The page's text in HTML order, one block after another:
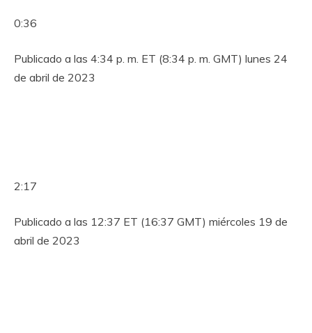
0:36
Publicado a las 4:34 p. m. ET (8:34 p. m. GMT) lunes 24
de abril de 2023
2:17
Publicado a las 12:37 ET (16:37 GMT) miércoles 19 de
abril de 2023